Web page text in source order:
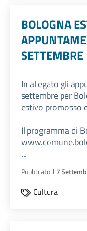
BOLOGNA
SETTEMBRE
In allegato gli
settembre per
estivo promosso
Il programma di
...
Pubblicato il 7
Cultura